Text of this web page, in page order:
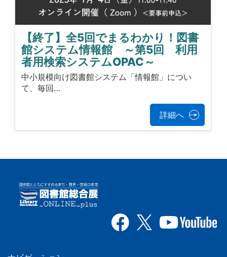
【終了】全5回でまるわかり！図書
館システム情報館 ～第5回 利用
者用検索システムOPAC～
中小規模向け図書館システム「情報館」につい
て、毎回…
詳細へ